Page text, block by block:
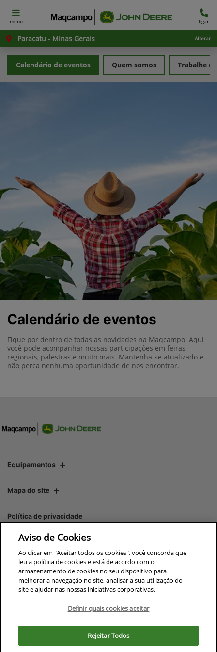
menu ligar
Paracatu - Minas Gerais Alterar
Quem somos Trabalhe
Calendário de eventos
Calendário de eventos
Fique por dentro de todas as novidades na Maqcampo! Aqui
você pode acompanhar nossas participações em feiras
regionais, palestras e muito mais. Mantenha-se atualizado e
não perca nenhuma oportunidade de nos encontrar.
Equipamentos
Mapa do site
Política de privacidade
CNPJ: 00.970.771/0007-05
No trânsito, enxergar o outro
Desenvolvido pela DEALERSPACE ® Direitos Reservados.
. Ao seguir com a navegação e visita você
concorda com nossas políticas.
Aviso de Cookies
Ao clicar em "Aceitar todos os cookies", você concorda que
leu a política de cookies e está de acordo com o
armazenamento de cookies no seu dispositivo para
melhorar a navegação no site, analisar a sua utilização do
site e ajudar nas nossas iniciativas corporativas.
Definir quais cookies aceitar
Rejeitar Todos